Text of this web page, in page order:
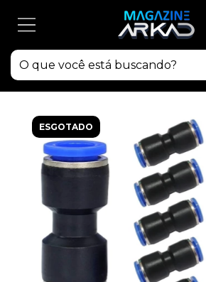
ESGOTADO